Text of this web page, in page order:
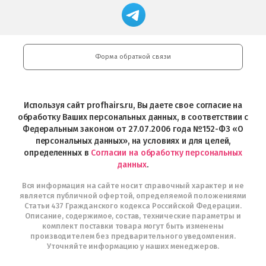
загрузить
Play
Магазин
профессиональной
Professional
и
Интернет-
Telegram
Форма обратной связи
Используя сайт profhairs.ru, Вы даете свое согласие на
обработку Ваших персональных данных, в соответствии с
Федеральным законом от 27.07.2006 года №152-ФЗ «О
персональных данных», на условиях и для целей,
определенных в Согласии на обработку персональных
данных.
Вся информация на сайте носит справочный характер и не
является публичной офертой, определяемой положениями
Статьи 437 Гражданского кодекса Российской Федерации.
Описание, содержимое, состав, технические параметры и
комплект поставки товара могут быть изменены
производителем без предварительного уведомления.
Уточняйте информацию у наших менеджеров.